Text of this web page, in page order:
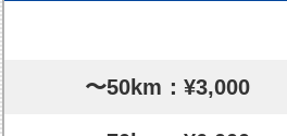
〜50km：¥3,000